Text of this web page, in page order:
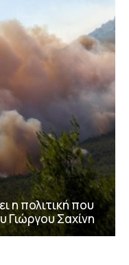
η πολιτική που
Γιώργου Σαχίνη